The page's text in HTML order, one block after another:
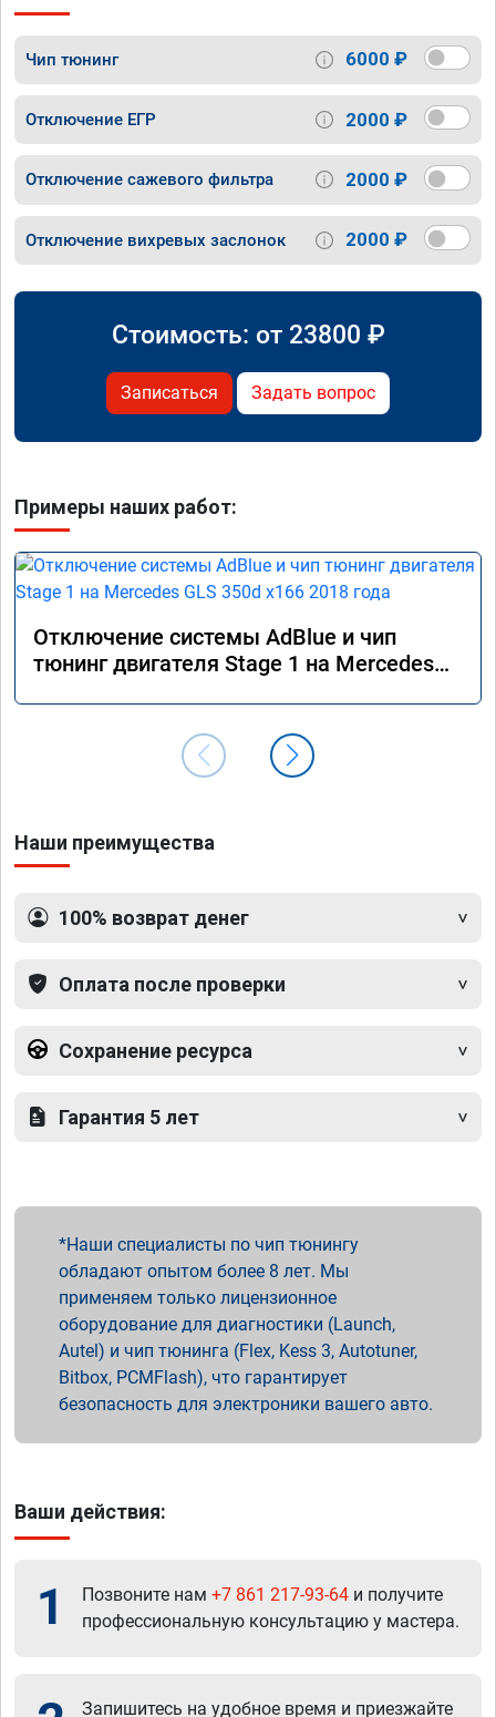
Чип тюнинг 6000 ₽
Отключение ЕГР 2000 ₽
Отключение сажевого фильтра 2000 ₽
Отключение вихревых заслонок 2000 ₽
Стоимость: от 23800 ₽
Записаться Задать вопрос
Примеры наших работ:
Отключение системы AdBlue и чип
тюнинг двигателя Stage 1 на Mercedes
Наши преимущества
100% возврат денег
Оплата после проверки
Сохранение ресурса
Гарантия 5 лет
Наши специалисты по чип тюнингу
обладают опытом более 8 лет. Мы
применяем только лицензионное
оборудование для диагностики (Launch,
Autel) и чип тюнинга (Flex, Kess 3, Autotuner,
Bitbox, PCMFlash), что гарантирует
безопасность для электроники вашего авто.
Ваши действия:
1 Позвоните нам +7 861 217-93-64 и получите
профессиональную консультацию у мастера.
Запишитесь на удобное время и приезжайте